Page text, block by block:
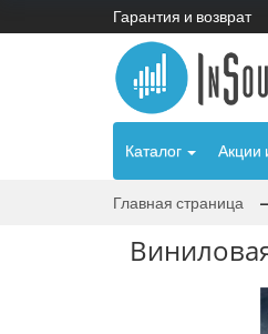
Гарантия и возврат
Каталог Акции
Главная страница